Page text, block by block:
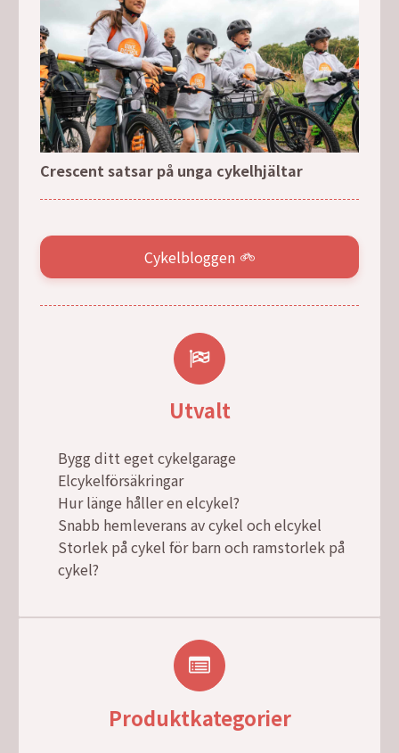
Crescent satsar på unga cykelhjältar
Cykelbloggen
Utvalt
Bygg ditt eget cykelgarage
Elcykelförsäkringar
Hur länge håller en elcykel?
Snabb hemleverans av cykel och elcykel
Storlek på cykel för barn och ramstorlek på
cykel?
Produktkategorier